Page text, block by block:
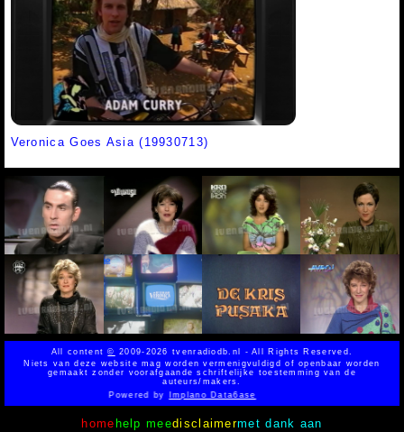
Veronica Goes Asia (19930713)
All content© 2009-2026 tvenradiodb.nl - All Rights Reserved.
Niets van deze website mag worden vermenigvuldigd of openbaar worden
gemaakt zonder voorafgaande schriftelijke toestemming van de
auteurs/makers.
Powered byImplano Data6ase
home help meedisclaimermet dank aan